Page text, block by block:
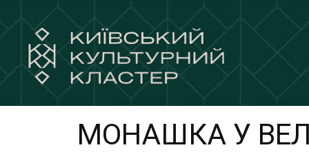
МОНАШКА У